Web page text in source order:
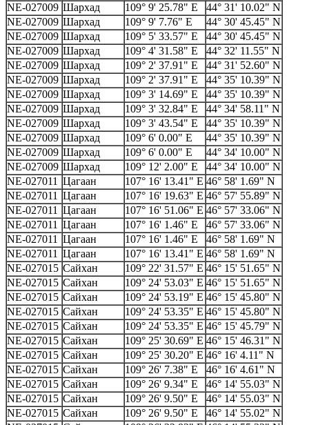
NE-027009 Шархад 109° 9' 25.78" E
44° 31' 10.02" N
NE-027009 Шархад 109° 9' 7.76" E
44° 30' 45.45" N
NE-027009 Шархад 109° 5' 33.57" E
44° 30' 45.45" N
NE-027009 Шархад 109° 4' 31.58" E
44° 32' 11.55" N
NE-027009 Шархад 109° 2' 37.91" E
44° 31' 52.60" N
NE-027009 Шархад 109° 2' 37.91" E
44° 35' 10.39" N
NE-027009 Шархад 109° 3' 14.69" E
44° 35' 10.39" N
NE-027009 Шархад 109° 3' 32.84" E
44° 34' 58.11" N
NE-027009 Шархад 109° 3' 43.54" E
44° 35' 10.39" N
NE-027009 Шархад 109° 6' 0.00" E
44° 35' 10.39" N
NE-027009 Шархад 109° 6' 0.00" E
44° 34' 10.00" N
NE-027009 Шархад 109° 12' 2.00" E
44° 34' 10.00" N
NE-027011 Цагаан 107° 16' 13.41" E 46° 58' 1.69" N
NE-027011 Цагаан 107° 16' 19.63" E 46° 57' 55.89" N
NE-027011 Цагаан 107° 16' 51.06" E 46° 57' 33.06" N
NE-027011 Цагаан 107° 16' 1.46" E
46° 57' 33.06" N
NE-027011 Цагаан 107° 16' 1.46" E
46° 58' 1.69" N
NE-027011 Цагаан 107° 16' 13.41" E 46° 58' 1.69" N
NE-027015 Сайхан 109° 22' 31.57" E 46° 15' 51.65" N
NE-027015 Сайхан 109° 24' 53.03" E 46° 15' 51.65" N
NE-027015 Сайхан 109° 24' 53.19" E 46° 15' 45.80" N
NE-027015 Сайхан 109° 24' 53.35" E 46° 15' 45.80" N
NE-027015 Сайхан 109° 24' 53.35" E 46° 15' 45.79" N
NE-027015 Сайхан 109° 25' 30.69" E 46° 15' 46.31" N
NE-027015 Сайхан 109° 25' 30.20" E 46° 16' 4.11" N
NE-027015 Сайхан 109° 26' 7.38" E
46° 16' 4.61" N
NE-027015 Сайхан 109° 26' 9.34" E
46° 14' 55.03" N
NE-027015 Сайхан 109° 26' 9.50" E
46° 14' 55.03" N
NE-027015 Сайхан 109° 26' 9.50" E
46° 14' 55.02" N